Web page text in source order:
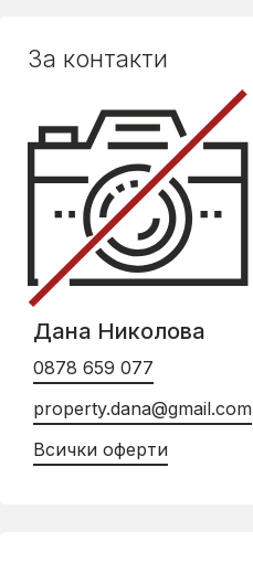
За контакти
Дана Николова
0878 659 077
property.dana@gmail.com
Всички оферти